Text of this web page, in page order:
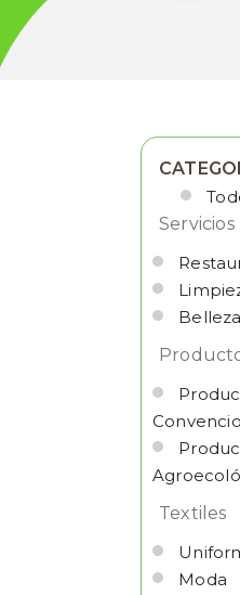
Servicios
Belleza
Textiles
Moda